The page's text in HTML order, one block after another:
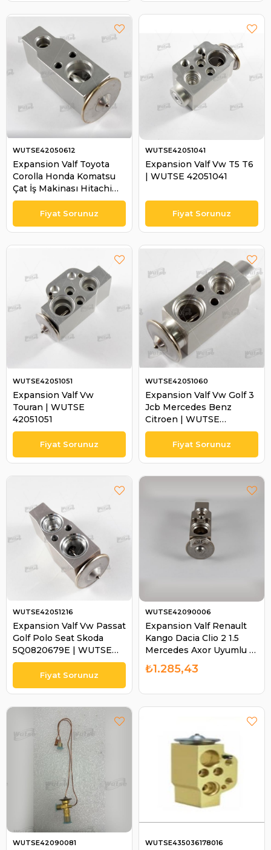
Expansion Valf Toyota
Corolla Honda Komatsu
Çat İş Makinası Hitachi
Caterpillar 4475001610 |
WUTSE 42050612
WUTSE42050612
Expansion Valf Vw T5 T6
| WUTSE 42051041
WUTSE42051041
Expansion Valf Vw
Touran | WUTSE
42051051
WUTSE42051051
Expansion Valf Vw Golf 3
Jcb Mercedes Benz
Citroen | WUTSE
42051060
WUTSE42051060
Expansion Valf Vw Passat
Golf Polo Seat Skoda
5Q0820679E | WUTSE
42051216
WUTSE42051216
Expansion Valf Renault
Kango Dacia Clio 2 1.5
Mercedes Axor Uyumlu |
WUTSE 42090006
WUTSE42090006
₺1.285,43
WUTSE42090081 WUTSE435036178016